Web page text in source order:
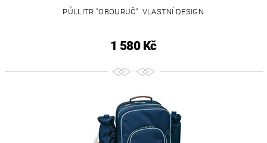
PŮLLITR "OBOURUČ". VLASTNÍ DESIGN
1 580 Kč